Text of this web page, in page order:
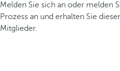
Melden Sie sich an oder melden
Prozess an und erhalten Sie
Mitglieder.